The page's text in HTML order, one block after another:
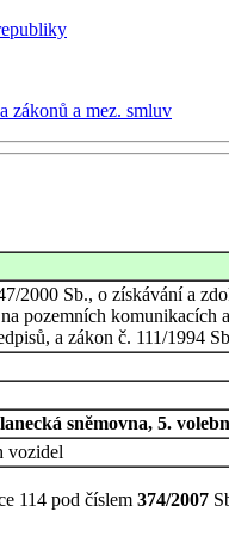
zákonů a mez. smluv
2000 Sb., o získávání a
pozemních
a zákon č. 111/1994
sněmovna, 5.
vozidel
114 pod číslem 374/2007